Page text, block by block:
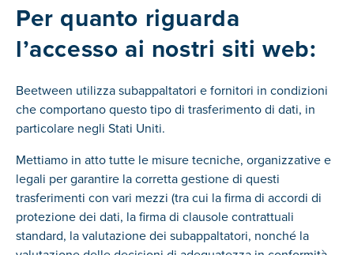
Per quanto riguarda
l’accesso ai nostri siti web:
Beetween utilizza subappaltatori e fornitori in condizioni
che comportano questo tipo di trasferimento di dati, in
particolare negli Stati Uniti.
Mettiamo in atto tutte le misure tecniche, organizzative e
legali per garantire la corretta gestione di questi
trasferimenti con vari mezzi (tra cui la firma di accordi di
protezione dei dati, la firma di clausole contrattuali
standard, la valutazione dei subappaltatori, nonché la